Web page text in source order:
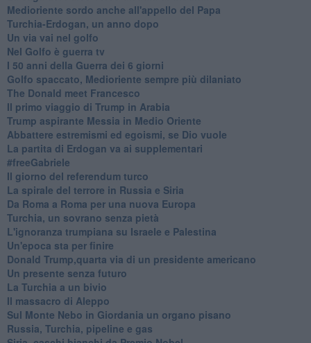
Medioriente sordo anche all'appello del Papa
Turchia-Erdogan, un anno dopo
Un via vai nel golfo
Nel Golfo è guerra tv
I 50 anni della Guerra dei 6 giorni
Golfo spaccato, Medioriente sempre più dilaniato
The Donald meet Francesco
Il primo viaggio di Trump in Arabia
Trump aspirante Messia in Medio Oriente
Abbattere estremismi ed egoismi, se Dio vuole
La partita di Erdogan va ai supplementari
#freeGabriele
Il giorno del referendum turco
La spirale del terrore in Russia e Siria
Da Roma a Roma per una nuova Europa
Turchia, un sovrano senza pietà
L'ignoranza trumpiana su Israele e Palestina
Un'epoca sta per finire
Donald Trump,quarta via di un presidente americano
Un presente senza futuro
La Turchia a un bivio
Il massacro di Aleppo
Sul Monte Nebo in Giordania un organo pisano
Russia, Turchia, pipeline e gas